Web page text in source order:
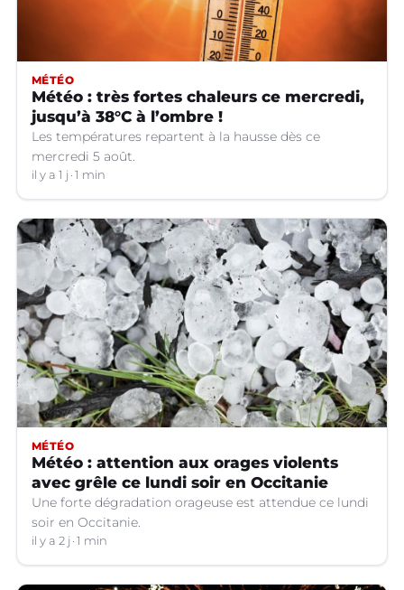
MÉTÉO
Météo : très fortes chaleurs ce mercredi,
jusqu’à 38°C à l’ombre !
Les températures repartent à la hausse dès ce
mercredi 5 août.
il y a 1 j 1 min
MÉTÉO
Météo : attention aux orages violents
avec grêle ce lundi soir en Occitanie
Une forte dégradation orageuse est attendue ce lundi
soir en Occitanie.
il y a 2 j 1 min